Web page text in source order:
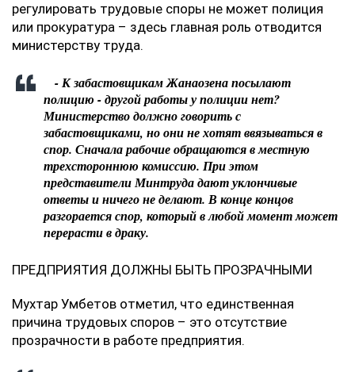
регулировать трудовые споры не может полиция
или прокуратура – здесь главная роль отводится
министерству труда.
- К забастовщикам Жанаозена посылают
полицию - другой работы у полиции нет?
Министерство должно говорить с
забастовщиками, но они не хотят ввязываться в
спор. Сначала рабочие обращаются в местную
трехстороннюю комиссию. При этом
представители Минтруда дают уклончивые
ответы и ничего не делают. В конце концов
разгорается спор, который в любой момент может
перерасти в драку.
ПРЕДПРИЯТИЯ ДОЛЖНЫ БЫТЬ ПРОЗРАЧНЫМИ
Мухтар Умбетов отметил, что единственная
причина трудовых споров – это отсутствие
прозрачности в работе предприятия.